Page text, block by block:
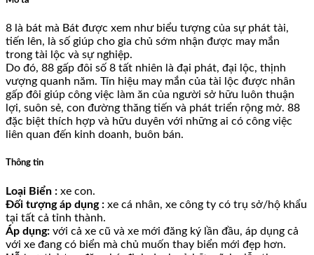
8 là bát mà Bát được xem như biểu tượng của sự phát tài,
tiến lên, là số giúp cho gia chủ sớm nhận được may mắn
trong tài lộc và sự nghiệp.
Do đó, 88 gấp đôi số 8 tất nhiên là đại phát, đại lộc, thịnh
vượng quanh năm. Tín hiệu may mắn của tài lộc được nhân
gấp đôi giúp công việc làm ăn của người sở hữu luôn thuận
lợi, suôn sẻ, con đường thăng tiến và phát triển rộng mở. 88
đặc biệt thích hợp và hữu duyên với những ai có công việc
liên quan đến kinh doanh, buôn bán.
Thông tin
Loại Biển : xe con.
Đối tượng áp dụng : xe cá nhân, xe công ty có trụ sở/hộ khẩu
tại tất cả tỉnh thành.
Áp dụng: với cả xe cũ và xe mới đăng ký lần đầu, áp dụng cả
với xe đang có biển mà chủ muốn thay biển mới đẹp hơn.